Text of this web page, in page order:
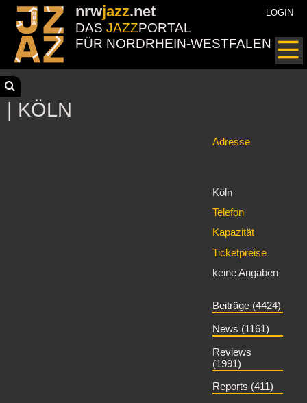
nrwjazz.net
DAS JAZZPORTAL
FÜR NORDRHEIN-WESTFALEN
LOGIN
| KÖLN
Adresse
Köln
Telefon
Kapazität
Ticketpreise
keine Angaben
Beiträge (4424)
News (1161)
Reviews
(1991)
Reports (411)